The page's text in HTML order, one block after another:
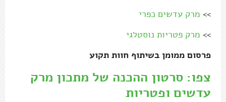
>> מרק עדשים כפרי
>> מרק פטריות נוסטלגי
פרסום ממומן בשיתוף חוות תקוע
צפו: סרטון ההכנה של מתכון מרק
עדשים ופטריות